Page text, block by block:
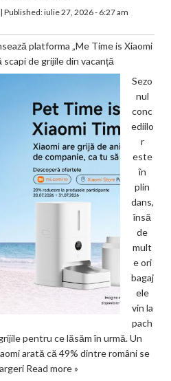
Published:iulie 27, 2026 - 6:27 am
platforma „Me Time is Xiaomi
scapi de grijile din vacanță
Sezo
nul
conc
ediilo
r
este
în
plin
dans,
însă
de
mult
e ori
bagaj
ele
vin la
pach
pentru ce lăsăm în urmă. Un
arată că 49% dintre români se
Read more »